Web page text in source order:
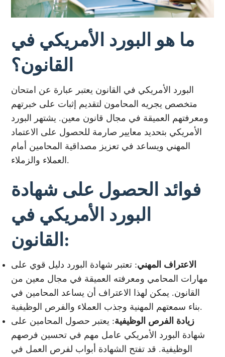
ما هو البورد الأمريكي في
القانون؟
البورد الأمريكي في القانون يعتبر عبارة عن امتحان
متخصص يجريه المحامون لتقديم إثبات على خبرتهم
ومعرفتهم العميقة في مجال قانون معين. يشتهر البورد
الأمريكي بتحديد معايير صارمة للحصول على الاعتماد
المهني ويساعد في تعزيز مصداقية المحامين أمام
العملاء والزملاء.
فوائد الحصول على شهادة
البورد الأمريكي في
القانون:
الاعتراف المهني: تعتبر شهادة البورد دليل قوي على
مهارات المحامي ومعرفته العميقة في مجال معين من
القانون. يمكن لهذا الاعتراف أن يساعد المحامين في
بناء سمعتهم المهنية وجذب العملاء والفرص الوظيفية.
زيادة الفرص الوظيفية: يعتبر حصول المحامين على
شهادة البورد الأمريكي عامل مهم في تحسين فرصهم
الوظيفية. قد تفتح الشهادة أبواب لفرص العمل في